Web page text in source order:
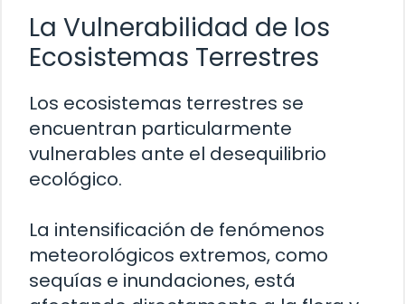
La Vulnerabilidad de los
Ecosistemas Terrestres
Los ecosistemas terrestres se
encuentran particularmente
vulnerables ante el desequilibrio
ecológico.
La intensificación de fenómenos
meteorológicos extremos, como
sequías e inundaciones, está